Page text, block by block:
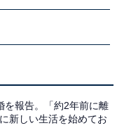
を報告。「約2年前に離
新しい生活を始めてお